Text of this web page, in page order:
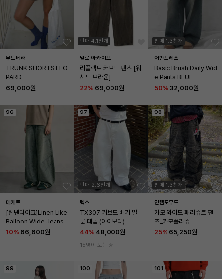
무드베러
TRUNK SHORTS LEO
PARD
69,000원
판매 4.1천개
밀로 아카이브
리플렉트 커브드 팬츠 [워
시드 브라운]
22% 69,000원
판매 1.3천개
어반드레스
Basic Brush Daily Wid
e Pants BLUE
50% 32,000원
96
데케트
[린넨라이크]Linen Like
Balloon Wide Jeans D
CPT060RustGreen
10% 66,600원
97
판매 2.6천개
텍스
TX307 커브드 배기 벌
룬 데님 (아이보리)
44% 48,000원
15명이 보는 중
98
판매 1.3천개
인템포무드
카모 와이드 패러슈트 팬
츠_카모플라쥬
25% 65,250원
99 100 101